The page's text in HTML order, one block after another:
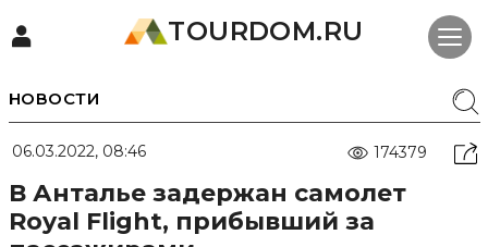
TOURDOM.RU
НОВОСТИ
06.03.2022, 08:46 174379
В Анталье задержан самолет
Royal Flight, прибывший за